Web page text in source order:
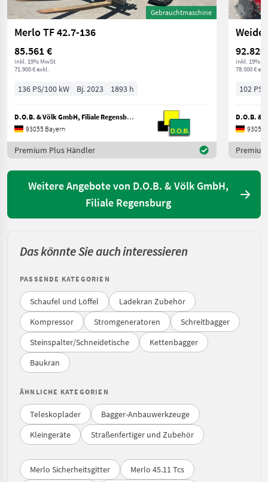
Gebrauchtmaschine
Merlo TF 42.7-136
85.561 €
inkl. 19% MwSt
71.900 € exkl.
136 PS/100 kW Bj. 2023 1893 h
D.O.B. & Völk GmbH, Filiale Regensburg
93055 Bayern
Premium Plus Händler
92.820
inkl. 19%
78.000 €
102 PS/
93055
Weitere Angebote von D.O.B. & Völk GmbH,
Filiale Regensburg
Das könnte Sie auch interessieren
PASSENDE KATEGORIEN
Schaufel und Löffel
Ladekran Zubehör
Kompressor
Stromgeneratoren
Schreitbagger
Steinspalter/Schneidetische
Kettenbagger
Baukran
ÄHNLICHE KATEGORIEN
Teleskoplader
Bagger-Anbauwerkzeuge
Kleingeräte
Straßenfertiger und Zubehör
Merlo Sicherheitsgitter
Merlo 45.11 Tcs